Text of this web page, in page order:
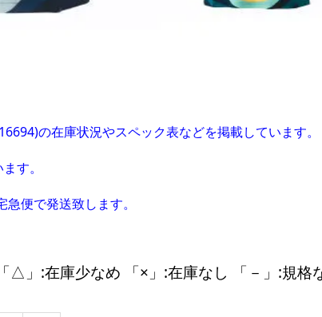
の在庫状況やスペック表などを掲載しています。
す。
便で発送致します。
△」:在庫少なめ 「×」:在庫なし 「－」:規格